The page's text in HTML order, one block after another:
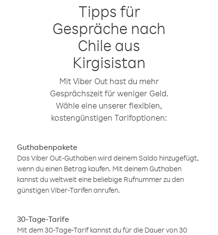
Tipps für
Gespräche nach
Chile aus
Kirgisistan
Mit Viber Out hast du mehr
Gesprächszeit für weniger Geld.
Wähle eine unserer flexiblen,
kostengünstigen Tarifoptionen:
Guthabenpakete
Das Viber Out-Guthaben wird deinem Saldo hinzugefügt,
wenn du einen Betrag kaufen. Mit deinem Guthaben
kannst du weltweit eine beliebige Rufnummer zu den
günstigen Viber-Tarifen anrufen.
30-Tage-Tarife
Mit dem 30-Tage-Tarif kannst du für die Dauer von 30